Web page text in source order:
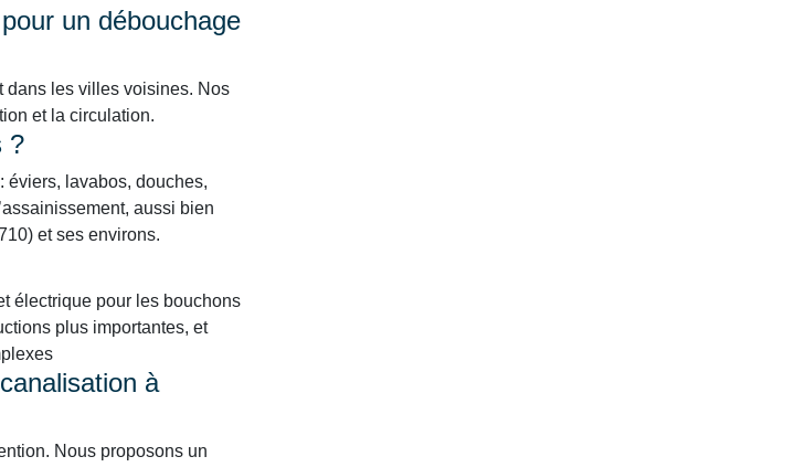
un débouchage
dans les villes voisines. Nos
et la circulation.
?
éviers, lavabos, douches,
aussi bien
et ses environs.
électrique pour les bouchons
plus importantes, et
à
Nous proposons un